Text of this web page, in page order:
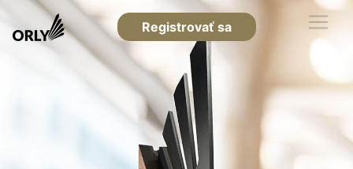
Registrovať sa